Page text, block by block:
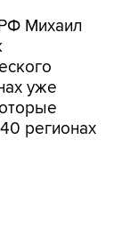
уже
регионах